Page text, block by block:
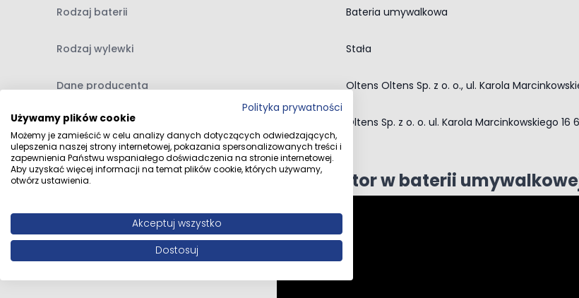
DoubleChrome™
PerloClean™
Wygodny perlator wykonany z wytrzymałej gumy, dzięki czemu jest wyjątkowo trwały i łatwy w
Zawartość zestawu:
bateria umywalkowa
instrukcja montażu baterii umywalkowej
Perlator w baterii
Rodzaj baterii Bateria umywalkowa
Rodzaj wylewki Stała
Dane producenta Oltens Oltens Sp. z o. o., ul. Karola
Dane dystrybutora Oltens Sp. z o. o. ul. Karola Marcinkowskiego
Opinie klientów
Polityka prywatności
Używamy plików cookie
Możemy je zamieścić w celu analizy danych dotyczących odwiedzających,
ulepszenia naszej strony internetowej, pokazania spersonalizowanych treści i
zapewnienia Państwu wspaniałego doświadczenia na stronie internetowej.
Aby uzyskać więcej informacji na temat plików cookie, których używamy,
otwórz ustawienia.
Akceptuj wszystko
Dostosuj